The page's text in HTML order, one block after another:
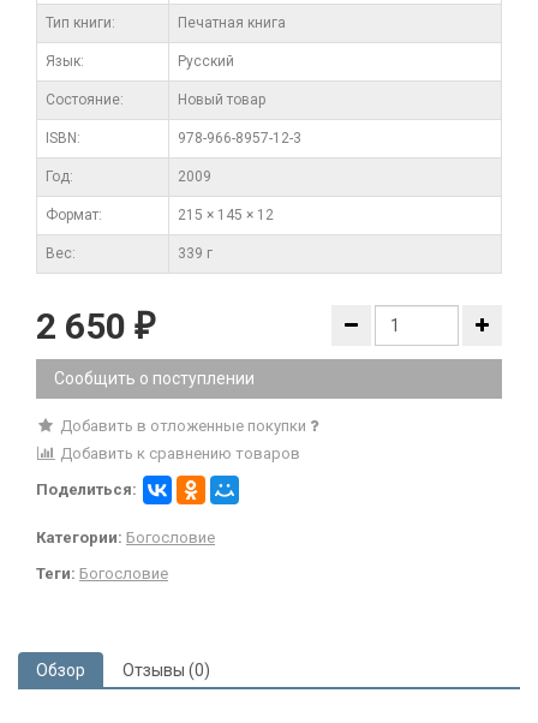
Тип книги: Печатная книга
Язык: Русский
Состояние: Новый товар
ISBN: 978-966-8957-12-3
Год: 2009
Формат: 215 × 145 × 12
Вес: 339 г
2 650 ₽
Сообщить о поступлении
Добавить в отложенные покупки
Добавить к сравнению товаров
Поделиться:
Категории: Богословие
Теги: Богословие
Обзор Отзывы (0)